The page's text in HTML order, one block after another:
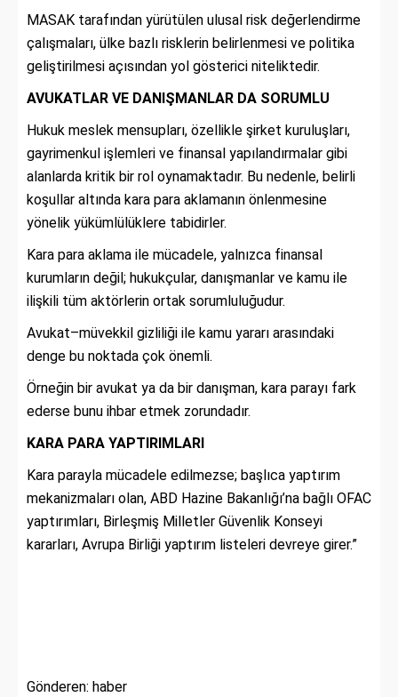
MASAK tarafından yürütülen ulusal risk değerlendirme
çalışmaları, ülke bazlı risklerin belirlenmesi ve politika
geliştirilmesi açısından yol gösterici niteliktedir.
AVUKATLAR VE DANIŞMANLAR DA SORUMLU
Hukuk meslek mensupları, özellikle şirket kuruluşları,
gayrimenkul işlemleri ve finansal yapılandırmalar gibi
alanlarda kritik bir rol oynamaktadır. Bu nedenle, belirli
koşullar altında kara para aklamanın önlenmesine
yönelik yükümlülüklere tabidirler.
Kara para aklama ile mücadele, yalnızca finansal
kurumların değil; hukukçular, danışmanlar ve kamu ile
ilişkili tüm aktörlerin ortak sorumluluğudur.
Avukat–müvekkil gizliliği ile kamu yararı arasındaki
denge bu noktada çok önemli.
Örneğin bir avukat ya da bir danışman, kara parayı fark
ederse bunu ihbar etmek zorundadır.
KARA PARA YAPTIRIMLARI
Kara parayla mücadele edilmezse; başlıca yaptırım
mekanizmaları olan, ABD Hazine Bakanlığı’na bağlı OFAC
yaptırımları, Birleşmiş Milletler Güvenlik Konseyi
kararları, Avrupa Birliği yaptırım listeleri devreye girer.”
Gönderen: haber